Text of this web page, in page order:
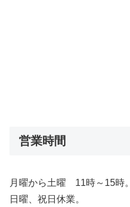
営業時間
月曜から土曜 11時～15時。
日曜、祝日休業。